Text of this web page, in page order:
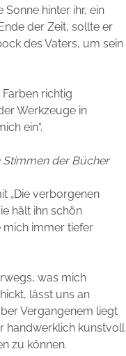
hinter ihr, ein
der Zeit, sollte er
des Vaters, um sein
richtig
Werkzeuge in
ein“.
Stimmen der Bücher
„Die verborgenen
hält ihn schön
immer tiefer
was mich
lässt uns an
Vergangenem liegt
handwerklich kunstvoll
zu können.